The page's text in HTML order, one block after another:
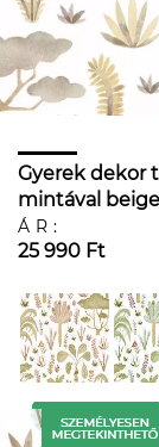
Gyerek dekor
mintával
ÁR:
25 990 Ft